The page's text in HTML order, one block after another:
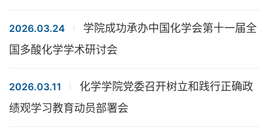
2026.03.24
学院成功承办中国化学会第十一届全
国多酸化学学术研讨会
2026.03.11
化学学院党委召开树立和践行正确政
绩观学习教育动员部署会